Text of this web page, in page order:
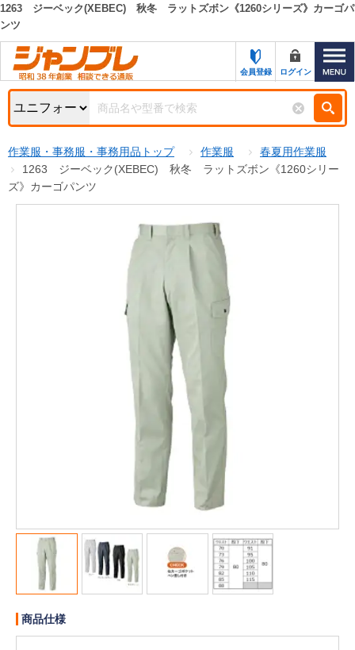
お知らせ
お問い合わせ
FAX注文用紙の印刷
新規登録キャンペーン
カタログ請求（無料）
デジタルカタログ
キーワード検索
検索
検索条件
商品カテゴリから選ぶ
円から
1263 ジーベック(XEBEC) 秋冬 ラットズボン《1260シリーズ》カーゴパ
ンツ
会員登録 ログイン
作業服・事務服・事務用品トップ 作業服
春夏用作業服
1263 ジーベック(XEBEC) 秋冬 ラットズボン《1260シリー
ズ》カーゴパンツ
商品仕様